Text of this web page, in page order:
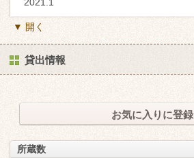
▼ 開く
貸出情報
お気に入りに登録
所蔵数